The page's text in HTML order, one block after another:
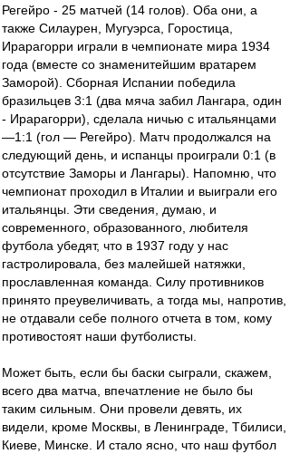
Регейро - 25 матчей (14 голов). Оба они, а
также Силаурен, Мугуэрса, Горостица,
Ирарагорри играли в чемпионате мира 1934
года (вместе со знаменитейшим вратарем
Заморой). Сборная Испании победила
бразильцев 3:1 (два мяча забил Лангара, один
- Ирарагорри), сделала ничью с итальянцами
—1:1 (гол — Регейро). Матч продолжался на
следующий день, и испанцы проиграли 0:1 (в
отсутствие Заморы и Лангары). Напомню, что
чемпионат проходил в Италии и выиграли его
итальянцы. Эти сведения, думаю, и
современного, образованного, любителя
футбола убедят, что в 1937 году у нас
гастролировала, без малейшей натяжки,
прославленная команда. Силу противников
принято преувеличивать, а тогда мы, напротив,
не отдавали себе полного отчета в том, кому
противостоят наши футболисты.
Может быть, если бы баски сыграли, скажем,
всего два матча, впечатление не было бы
таким сильным. Они провели девять, их
видели, кроме Москвы, в Ленинграде, Тбилиси,
Киеве, Минске. И стало ясно, что наш футбол